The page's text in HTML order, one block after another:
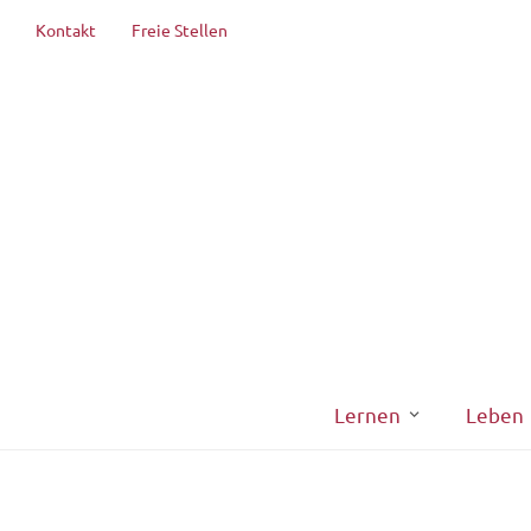
Kontakt Freie Stellen
Lernen Leben